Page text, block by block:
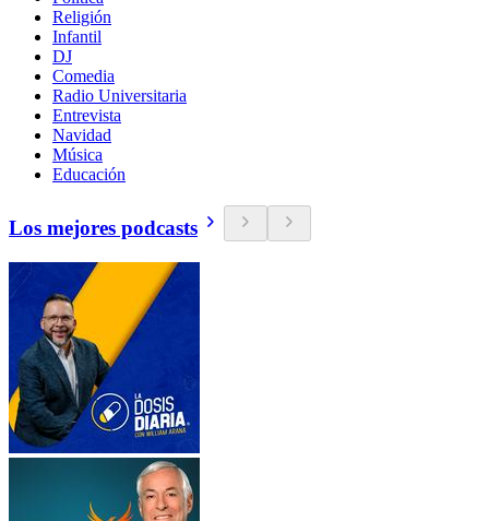
Religión
Infantil
DJ
Comedia
Radio Universitaria
Entrevista
Navidad
Música
Educación
Los mejores podcasts